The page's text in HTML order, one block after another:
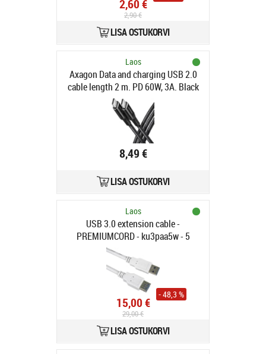
2,60 €
2,90 €
LISA OSTUKORVI
Laos
Axagon Data and charging USB 2.0
cable length 2 m. PD 60W, 3A. Black
braided
8,49 €
LISA OSTUKORVI
Laos
USB 3.0 extension cable -
PREMIUMCORD - ku3paa5w - 5
meters - 5 Gbps - Molded
connectors
15,00 €
- 48,3 %
29,00 €
LISA OSTUKORVI